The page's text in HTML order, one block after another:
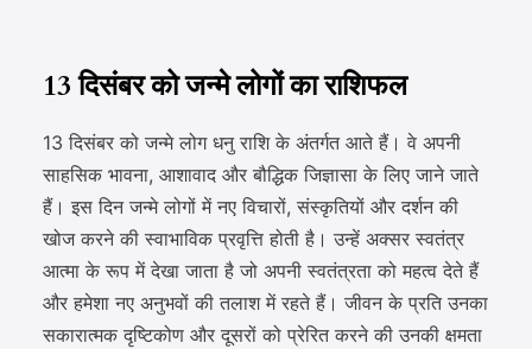
13 दिसंबर को जन्मे लोगों का राशिफल
13 दिसंबर को जन्मे लोग धनु राशि के अंतर्गत आते हैं। वे अपनी
साहसिक भावना, आशावाद और बौद्धिक जिज्ञासा के लिए जाने जाते
हैं। इस दिन जन्मे लोगों में नए विचारों, संस्कृतियों और दर्शन की
खोज करने की स्वाभाविक प्रवृत्ति होती है। उन्हें अक्सर स्वतंत्र
आत्मा के रूप में देखा जाता है जो अपनी स्वतंत्रता को महत्व देते हैं
और हमेशा नए अनुभवों की तलाश में रहते हैं। जीवन के प्रति उनका
सकारात्मक दृष्टिकोण और दूसरों को प्रेरित करने की उनकी क्षमता